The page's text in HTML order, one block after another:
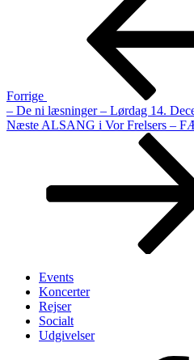
Forrige
– De ni læsninger – Lørdag 14.
Næste
Næste ALSANG i Vor Frelsers –
Events
Koncerter
Rejser
Socialt
Udgivelser